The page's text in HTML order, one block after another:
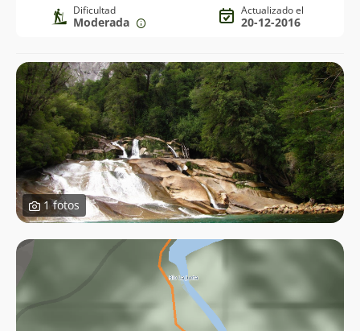
Dificultad
Moderada
Actualizado el
20-12-2016
1 fotos